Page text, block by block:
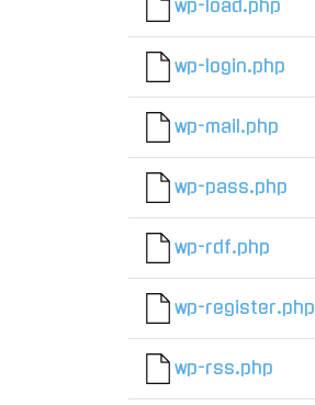
wp-load.php
wp-login.php
wp-mail.php
wp-pass.php
wp-rdf.php
wp-register.php
wp-rss.php